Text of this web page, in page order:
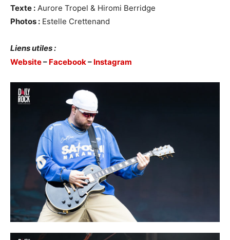
Texte : Aurore Tropel & Hiromi Berridge
Photos : Estelle Crettenand
Liens utiles :
Website– Facebook – Instagram